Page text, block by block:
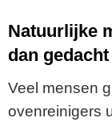
Natuurlijke
dan gedacht
Veel mensen
ovenreinigers